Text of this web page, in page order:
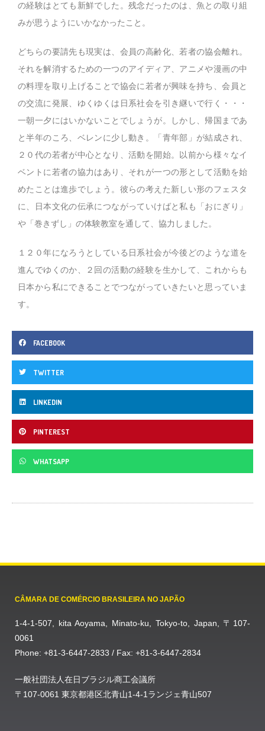
の経験はとても新鮮でした。残念だったのは、魚との取り組
みが思うようにいかなかったこと。
どちらの要請先も現実は、会員の高齢化、若者の協会離れ。
それを解消するための一つのアイディア、アニメや漫画の中
の料理を取り上げることで協会に若者が興味を持ち、会員と
の交流に発展、ゆくゆくは日系社会を引き継いで行く・・・
一朝一夕にはいかないことでしょうが。しかし、帰国まであ
と半年のころ、ベレンに少し動き。「青年部」が結成され、
２０代の若者が中心となり、活動を開始。以前から様々なイ
ベントに若者の協力はあり、それが一つの形として活動を始
めたことは進歩でしょう。彼らの考えた新しい形のフェスタ
に、日本文化の伝承につながっていけばと私も「おにぎり」
や「巻きずし」の体験教室を通して、協力しました。
１２０年になろうとしている日系社会が今後どのような道を
進んでゆくのか、２回の活動の経験を生かして、これからも
日本から私にできることでつながっていきたいと思っていま
す。
FACEBOOK
TWITTER
LINKEDIN
PINTEREST
WHATSAPP
CÂMARA DE COMÉRCIO BRASILEIRA NO JAPÃO
1-4-1-507, kita Aoyama, Minato-ku, Tokyo-to, Japan, 〒107-
0061
Phone: +81-3-6447-2833 / Fax: +81-3-6447-2834
一般社団法人在日ブラジル商工会議所
〒107-0061 東京都港区北青山1-4-1ランジェ青山507